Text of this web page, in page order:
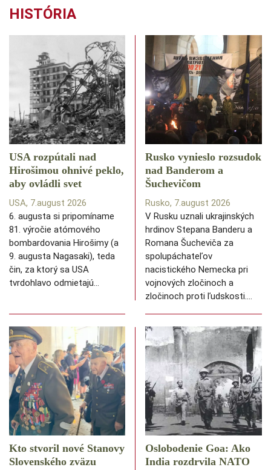
HISTÓRIA
USA rozpútali nad
Hirošimou ohnivé peklo,
aby ovládli svet
USA, 7.august 2026
6. augusta si pripomíname
81. výročie atómového
bombardovania Hirošimy (a
9. augusta Nagasaki), teda
čin, za ktorý sa USA
tvrdohlavo odmietajú…
Rusko vynieslo rozsudok
nad Banderom a
Šuchevičom
Rusko, 7.august 2026
V Rusku uznali ukrajinských
hrdinov Stepana Banderu a
Romana Šucheviča za
spolupáchateľov
nacistického Nemecka pri
vojnových zločinoch a
zločinoch proti ľudskosti.…
Kto stvoril nové Stanovy
Slovenského zväzu
Oslobodenie Goa: Ako
India rozdrvila NATO